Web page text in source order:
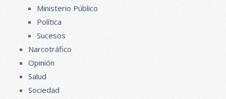
Ministerio Público
Política
Sucesos
Narcotráfico
Opinión
Salud
Sociedad